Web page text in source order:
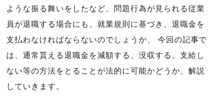
ような振る舞いをしたなど、問題行為が見られる従業
員が退職する場合にも、就業規則に基づき、退職金を
支払わなければならないのでしょうか、 今回の記事で
は、通常貰える退職金を減額する、没収する、支給し
ない等の方法をとることが法的に可能かどうか、解説
していきます。